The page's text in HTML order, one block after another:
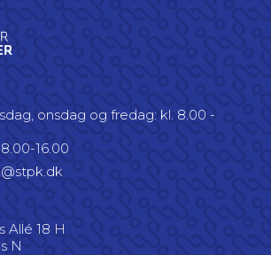
onsdag og fredag: kl. 8.00 -
16.00
Allé 18 H
N